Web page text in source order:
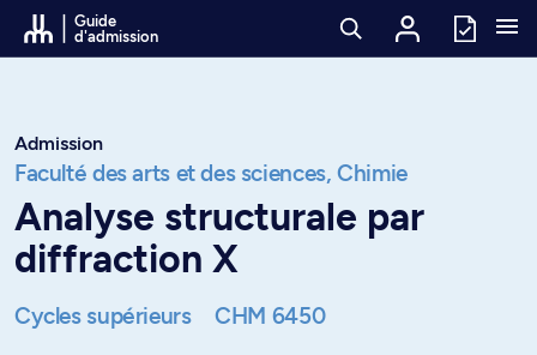
Passer au contenu
Guide
d'admission
Admission
Faculté des arts et des sciences, Chimie
Analyse structurale par
diffraction X
Cycles supérieurs CHM 6450